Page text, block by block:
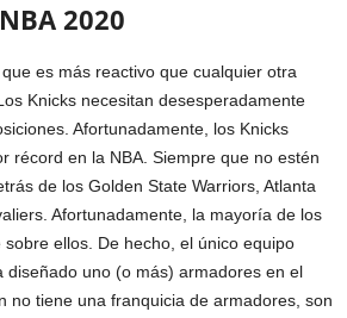
2020
es más reactivo que cualquier otra
Knicks necesitan desesperadamente
Afortunadamente, los Knicks
récord en la NBA. Siempre que no estén
de los Golden State Warriors, Atlanta
Afortunadamente, la mayoría de los
ellos. De hecho, el único equipo
diseñado uno (o más) armadores en el
no tiene una franquicia de armadores, son